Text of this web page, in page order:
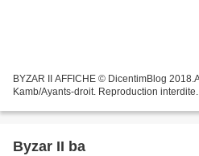
BYZAR II AFFICHE © DicentimBlog 2018.Animation © Méfé. Illustrations ©
Kamb/Ayants-droit. Reproduction interdite.
Byzar II ba